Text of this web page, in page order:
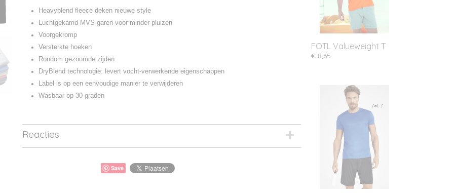
Heavyblend fleece deken nieuwe style
Luchtgekamd MVS-garen voor minder pluizen
Voorgekromp
Versterkte hoeken
Rondom gezoomde zijden
DryBlend technologie: levert vocht-verwerkende eigenschappen
Label is op een eenvoudige manier te verwijderen
Wasbaar op 30 graden
Reacties
Save
FOTL Valueweight T
€ 8,65